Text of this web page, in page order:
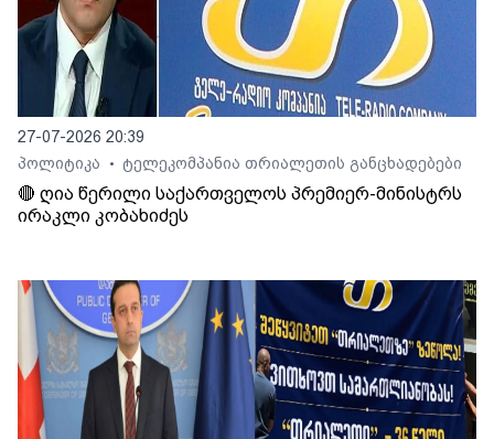
27-07-2026 20:39
პოლიტიკა
• ტელეკომპანია თრიალეთის განცხადებები
🔴 ღია წერილი საქართველოს პრემიერ-მინისტრს
ირაკლი კობახიძეს